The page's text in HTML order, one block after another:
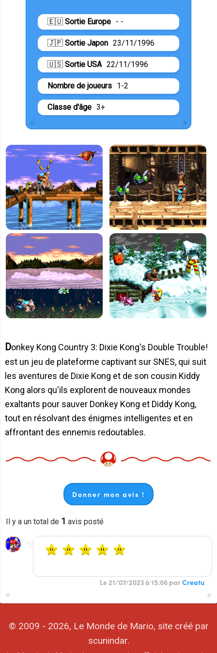
🇪🇺 Sortie Europe - -
🇯🇵 Sortie Japon 23/11/1996
🇺🇸 Sortie USA 22/11/1996
Nombre de joueurs 1-2
Classe d'âge 3+
Donkey Kong Country 3: Dixie Kong's Double Trouble!
est un jeu de plateforme captivant sur SNES, qui suit
les aventures de Dixie Kong et de son cousin Kiddy
Kong alors qu'ils explorent de nouveaux mondes
exaltants pour sauver Donkey Kong et Diddy Kong,
tout en résolvant des énigmes intelligentes et en
affrontant des ennemis redoutables.
Donner mon avis !
Il y a un total de 1 avis posté
Le 21/07/2023 à 15:06 parCreatu
© 2009 - 2026, Le Monde de Mario, site créé par
scunindar.